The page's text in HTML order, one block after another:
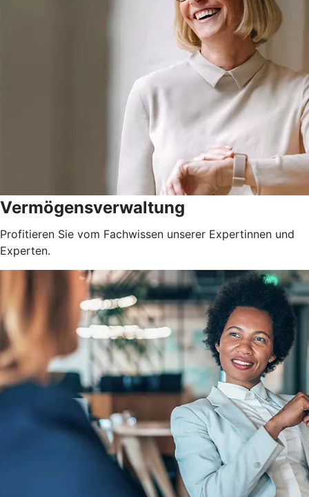
Vermögensverwaltung
Profitieren Sie vom Fachwissen unserer Expertinnen und
Experten.